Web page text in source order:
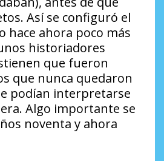
Así se configuró el
hace ahora poco más
historiadores
que fueron
que nunca quedaron
podían interpretarse
Algo importante se
noventa y ahora